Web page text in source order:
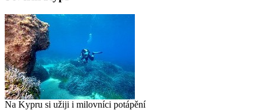
Na Kypru si užiji i milovníci potápění